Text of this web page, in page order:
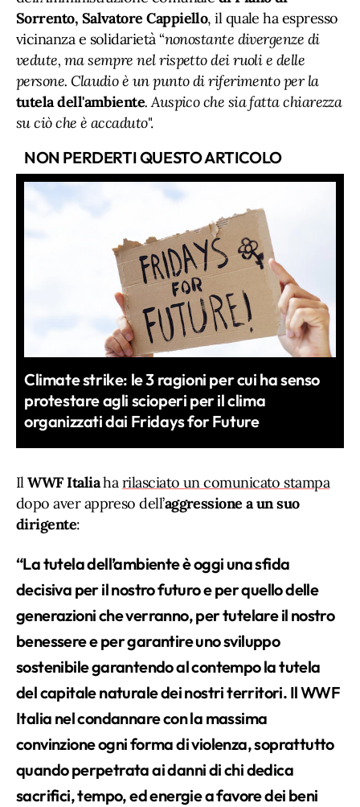
Sorrento, Salvatore Cappiello, il quale ha espresso
vicinanza e solidarietà “nonostante divergenze di
vedute, ma sempre nel rispetto dei ruoli e delle
persone. Claudio è un punto di riferimento per la
tutela dell'ambiente. Auspico che sia fatta chiarezza
su ciò che è accaduto".
NON PERDERTI QUESTO ARTICOLO
Climate strike: le 3 ragioni per cui ha senso
protestare agli scioperi per il clima
organizzati dai Fridays for Future
IlWWF Italiaharilasciato un comunicato stampa
dopo aver appreso dell’aggressione a un suo
dirigente:
“La tutela dell’ambiente è oggi una sfida
decisiva per il nostro futuro e per quello delle
generazioni che verranno, per tutelare il nostro
benessere e per garantire uno sviluppo
sostenibile garantendo al contempo la tutela
del capitale naturale dei nostri territori. Il WWF
Italia nel condannare con la massima
convinzione ogni forma di violenza, soprattutto
quando perpetrata ai danni di chi dedica
sacrifici, tempo, ed energie a favore dei beni